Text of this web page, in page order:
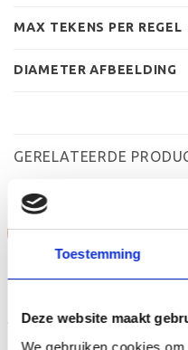
Toestemming
Deze website maakt
We gebruiken cookies
MAX TEKENS PER REGEL
DIAMETER AFBEELDING
GERELATEERDE
Aanbieding!
Toevoegen